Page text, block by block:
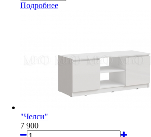
Подробнее
"Челси"
7 900